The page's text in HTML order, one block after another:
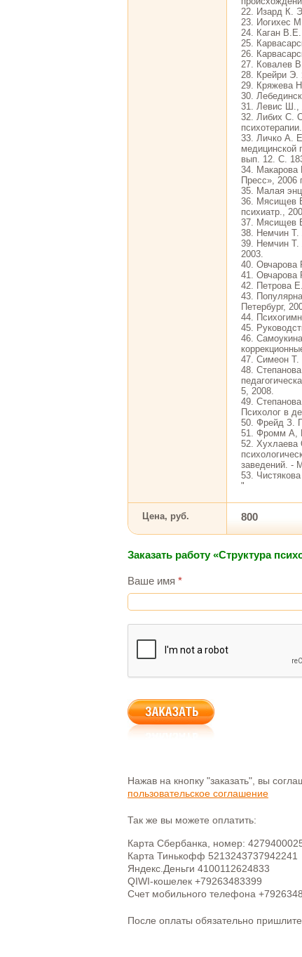
22. Изард К.
23. Иогихес
24. Каган В.Е.
25.
26.
27. Ковалев
28. Крейри Э.
29. Кряжева
30.
31. Левис Ш.,
32. Либих С.
33. Личко А.
медицинской
вып. 12. С.
34. Макарова
Пресс», 2006
35. Малая
36. Мясищев
психиатр.,
37. Мясищев
38. Немчин Т.
39. Немчин Т.
2003.
40. Овчарова
41. Овчарова
42. Петрова
43.
Петербург,
44.
45.
46.
47. Симеон Т.
48.
5, 2008.
49.
Психолог в
50. Фрейд З.
51. Фромм А,
52. Хухлаева
заведений. -
53.
"
Цена, руб. 800
Заказать работу «Структура
Ваше имя *
Нажав на кнопку "заказать", вы
пользовательское соглашение
Так же вы можете оплатить:
Карта Сбербанка, номер:
Карта Тинькофф 5213243737942241
Яндекс.Деньги 4100112624833
QIWI-кошелек +79263483399
Счет мобильного телефона
После оплаты обязательно